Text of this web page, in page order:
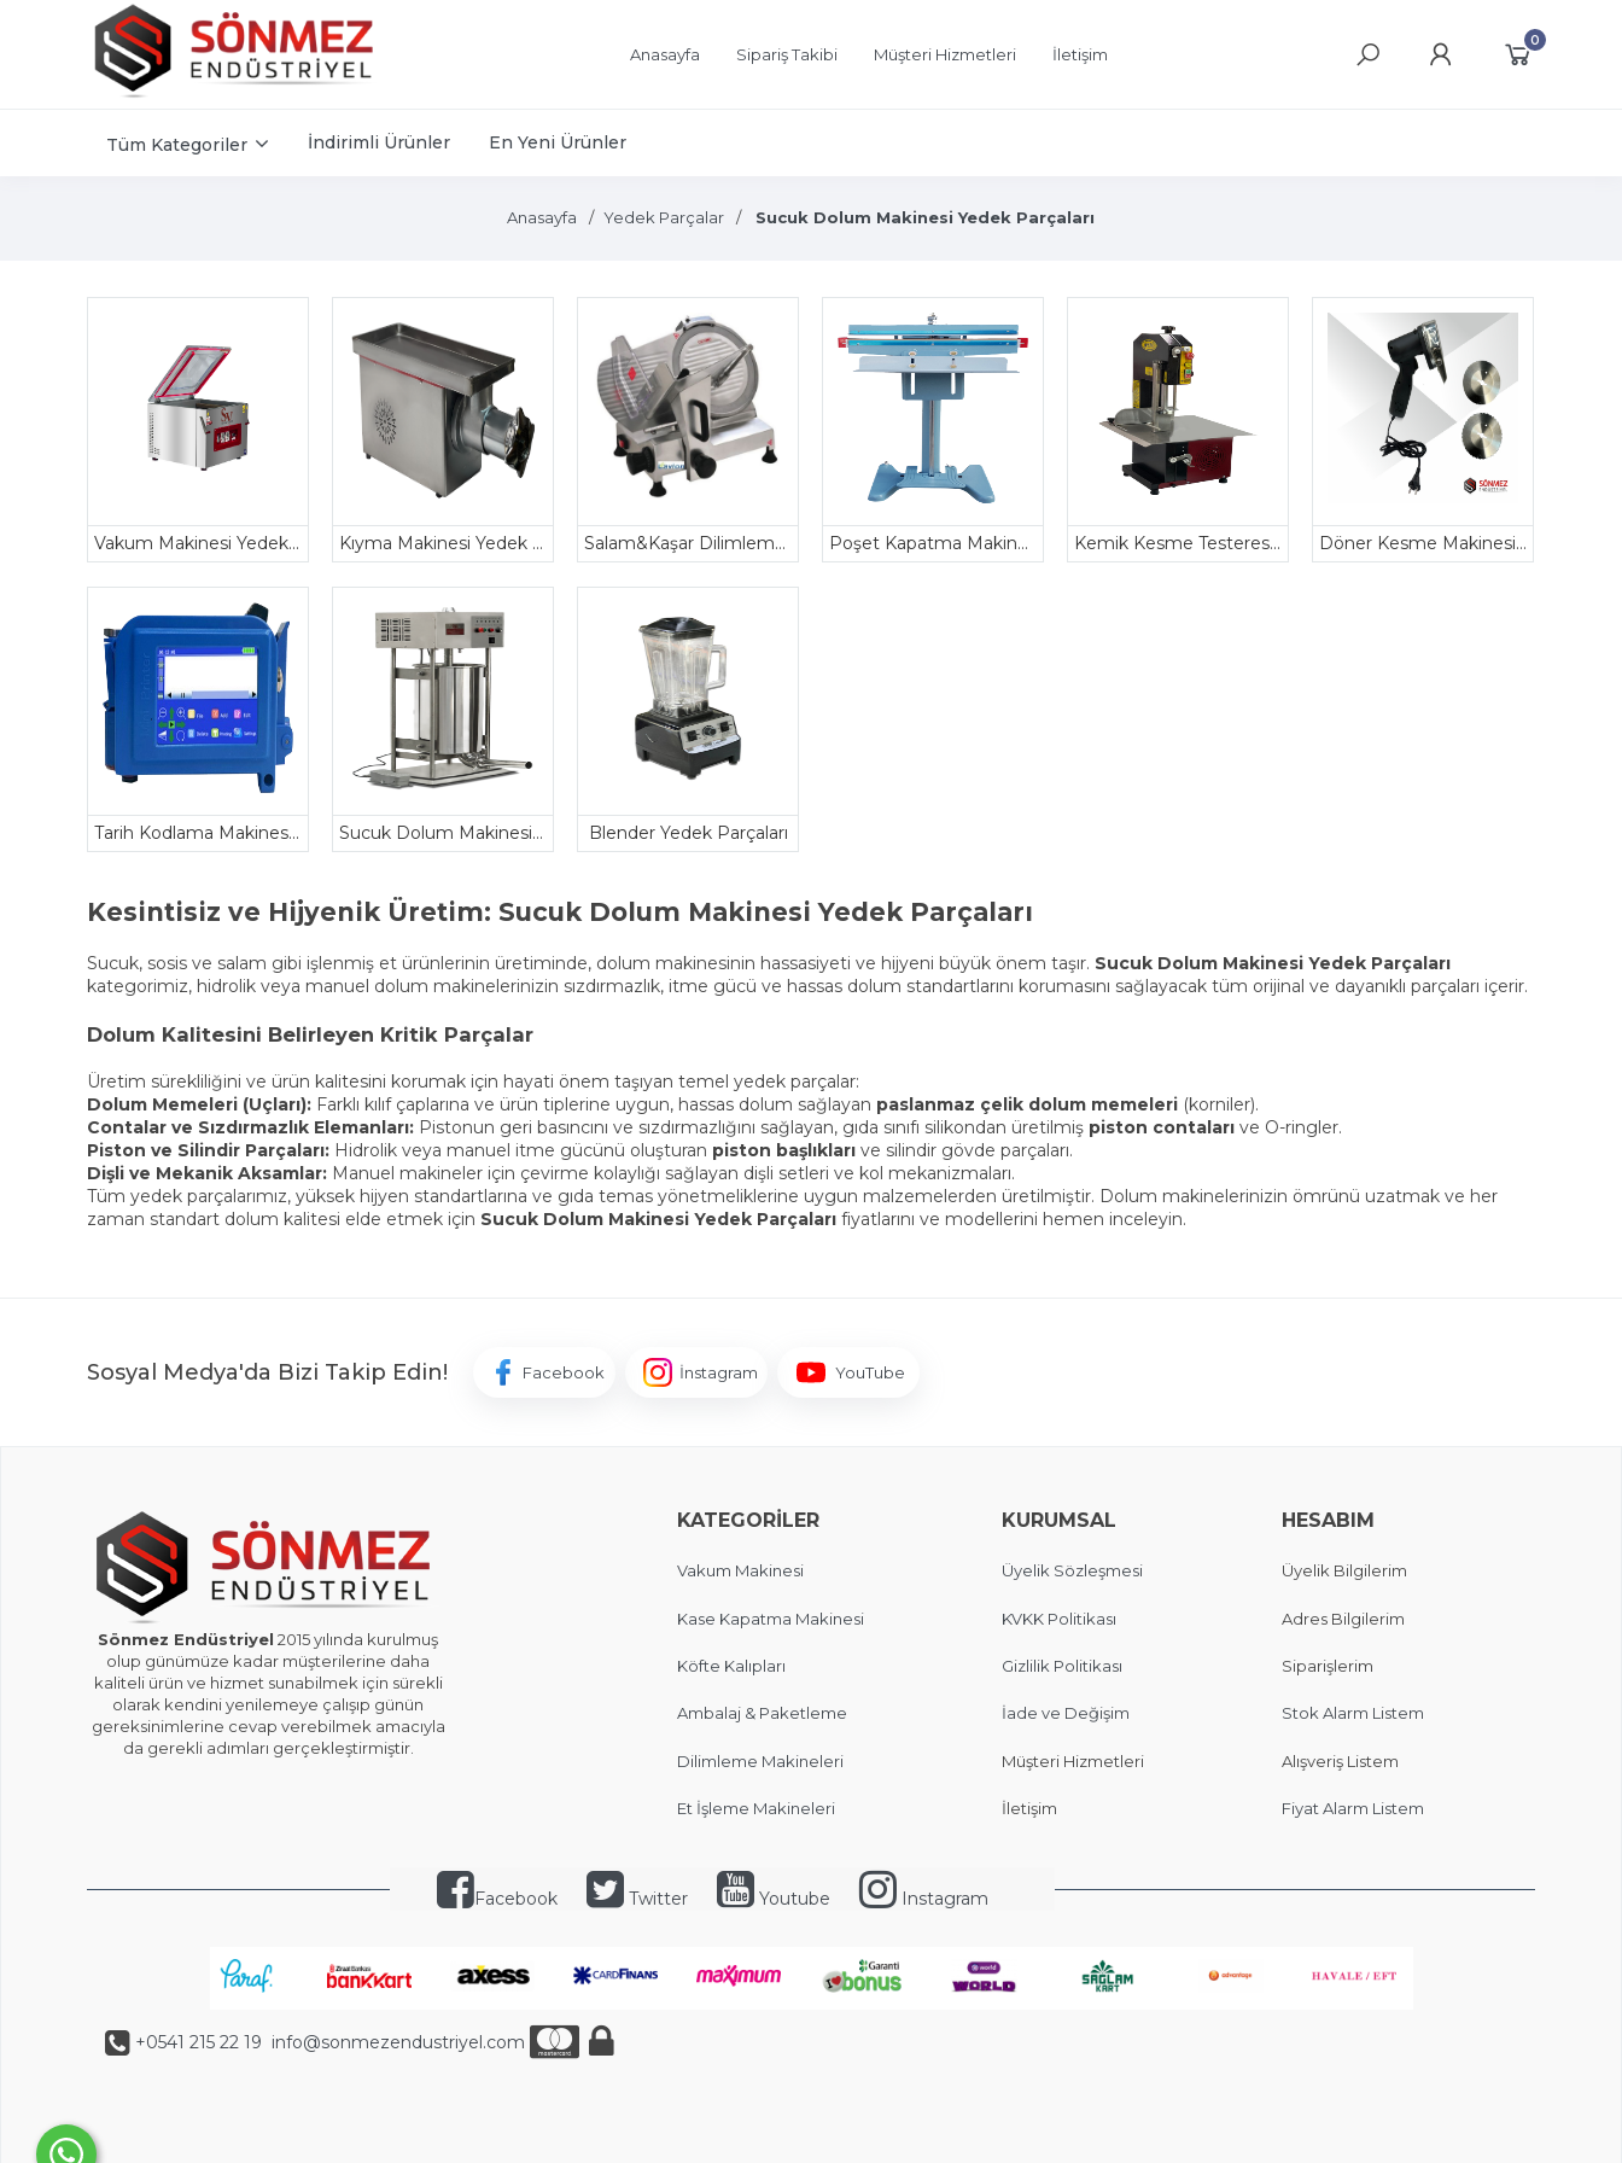
Anasayfa Sipariş Takibi Müşteri Hizmetleri İletişim
0
Tüm Kategoriler İndirimli Ürünler En Yeni Ürünler
Anasayfa Yedek Parçalar Sucuk Dolum Makinesi Yedek Parçaları
Vakum Makinesi Yedek Parçaları Kıyma Makinesi Yedek Parçaları Salam&Kaşar Dilimleme Makinesi Yedek Parçaları Poşet Kapatma Makinesi Yedek Parçaları Kemik Kesme Testeresi Yedek Bıçakları Döner Kesme Makinesi Yedek Parçaları
Tarih Kodlama Makinesi Yedek Parçaları Sucuk Dolum Makinesi Yedek Parçaları Blender Yedek Parçaları
Kesintisiz ve Hijyenik Üretim: Sucuk Dolum Makinesi Yedek Parçaları
Sucuk, sosis ve salam gibi işlenmiş et ürünlerinin üretiminde, dolum makinesinin hassasiyeti ve hijyeni büyük önem taşır. Sucuk Dolum Makinesi Yedek Parçaları
kategorimiz, hidrolik veya manuel dolum makinelerinizin sızdırmazlık, itme gücü ve hassas dolum standartlarını korumasını sağlayacak tüm orijinal ve dayanıklı parçaları içerir.
Dolum Kalitesini Belirleyen Kritik Parçalar
Üretim sürekliliğini ve ürün kalitesini korumak için hayati önem taşıyan temel yedek parçalar:
Dolum Memeleri (Uçları): Farklı kılıf çaplarına ve ürün tiplerine uygun, hassas dolum sağlayan paslanmaz çelik dolum memeleri (korniler).
Contalar ve Sızdırmazlık Elemanları: Pistonun geri basıncını ve sızdırmazlığını sağlayan, gıda sınıfı silikondan üretilmiş piston contaları ve O-ringler.
Piston ve Silindir Parçaları: Hidrolik veya manuel itme gücünü oluşturan piston başlıkları ve silindir gövde parçaları.
Dişli ve Mekanik Aksamlar: Manuel makineler için çevirme kolaylığı sağlayan dişli setleri ve kol mekanizmaları.
Tüm yedek parçalarımız, yüksek hijyen standartlarına ve gıda temas yönetmeliklerine uygun malzemelerden üretilmiştir. Dolum makinelerinizin ömrünü uzatmak ve her
zaman standart dolum kalitesi elde etmek için Sucuk Dolum Makinesi Yedek Parçaları fiyatlarını ve modellerini hemen inceleyin.
Sosyal Medya'da Bizi Takip Edin! Facebook İnstagram YouTube
Sönmez Endüstriyel 2015 yılında kurulmuş
olup günümüze kadar müşterilerine daha
kaliteli ürün ve hizmet sunabilmek için sürekli
olarak kendini yenilemeye çalışıp günün
gereksinimlerine cevap verebilmek amacıyla
da gerekli adımları gerçekleştirmiştir.
KATEGORİLER
Vakum Makinesi
Kase Kapatma Makinesi
Köfte Kalıpları
Ambalaj & Paketleme
Dilimleme Makineleri
Et İşleme Makineleri
KURUMSAL
Üyelik Sözleşmesi
KVKK Politikası
Gizlilik Politikası
İade ve Değişim
Müşteri Hizmetleri
İletişim
HESABIM
Üyelik Bilgilerim
Adres Bilgilerim
Siparişlerim
Stok Alarm Listem
Alışveriş Listem
Fiyat Alarm Listem
Facebook Twitter Youtube Instagram
+0541 215 22 19 info@sonmezendustriyel.com